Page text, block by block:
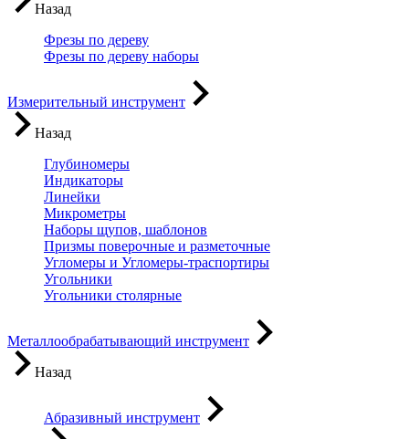
Назад
Фрезы по дереву
Фрезы по дереву наборы
Измерительный инструмент
Назад
Глубиномеры
Индикаторы
Линейки
Микрометры
Наборы щупов, шаблонов
Призмы поверочные и разметочные
Угломеры и Угломеры-траспортиры
Угольники
Угольники столярные
Металлообрабатывающий инструмент
Назад
Абразивный инструмент